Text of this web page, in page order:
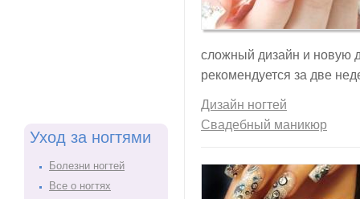
Уход за ногтями
Болезни ногтей
Все о ногтях
сложный дизайн и новую
рекомендуется за две
Дизайн ногтей
Свадебный маникюр